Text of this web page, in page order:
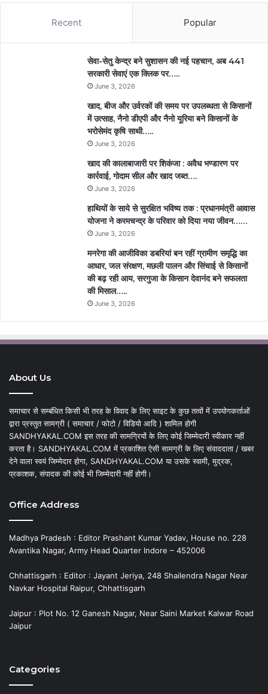
Recent Popular
सेवा-सेतु केन्द्र बने सुशासन की नई पहचान, अब 441
सरकारी सेवाएं एक क्लिक पर…..
June 3, 2026
खाद, बीज और उर्वरकों की समय पर उपलब्धता से किसानों
में उत्साह, नैनो डीएपी और नैनो यूरिया बने किसानों के
भरोसेमंद कृषि साथी…..
June 3, 2026
खाद की कालाबाजारी पर शिकंजा : अवैध भण्डारण पर
कार्रवाई, गोदाम सील और खाद जब्त….
June 3, 2026
हाथियों के साये से सुरक्षित भविष्य तक : प्रधानमंत्री आवास
योजना ने करमचन्द्र के परिवार को दिया नया जीवन……
June 3, 2026
मनरेगा की आजीविका डबरियां बन रहीं ग्रामीण समृद्धि का
आधार, जल संरक्षण, मछली पालन और सिंचाई से किसानों
की बढ़ रही आय, सरगुजा के किसान देवानंद बने सफलता
की मिसाल…..
June 3, 2026
About Us
समाचार से सम्बंधित किसी भी तरह के विवाद के लिए साइट के कुछ तत्वों में उपयोगकर्ताओं
द्वारा प्रस्तुत सामग्री ( समाचार / फोटो / विडियो आदि ) शामिल होगी
SANDHYAKAL.COM इस तरह की सामग्रियों के लिए कोई जिम्मेदारी स्वीकार नहीं
करता है। SANDHYAKAL.COM में प्रकाशित ऐसी सामग्री के लिए संवाददाता / खबर
देने वाला स्वयं जिम्मेदार होगा, SANDHYAKAL.COM या उसके स्वामी, मुद्रक,
प्रकाशक, संपादक की कोई भी जिम्मेदारी नहीं होगी।
Office Address
Madhya Pradesh : Editor Prashant Kumar Yadav, House no. 228
Avantika Nagar, Army Head Quarter Indore – 452006
Chhattisgarh : Editor : Jayant Jeriya, 248 Shailendra Nagar Near
Navkar Hospital Raipur, Chhattisgarh
Jaipur : Plot No. 12 Ganesh Nagar, Near Saini Market Kalwar Road
Jaipur
Categories